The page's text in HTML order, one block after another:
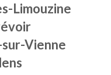
Limouzine
Vienne